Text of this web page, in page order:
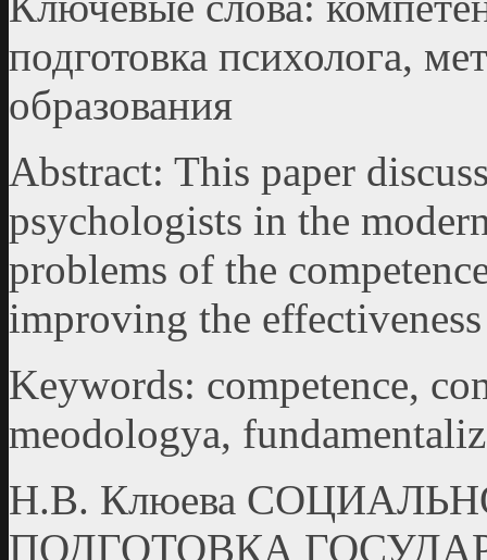
подготовка психолога,
образования
Abstract: This paper
psychologists in the
problems of the
improving the
Keywords: competence,
meodologya,
Н.В. Клюева
ПОДГОТОВКА